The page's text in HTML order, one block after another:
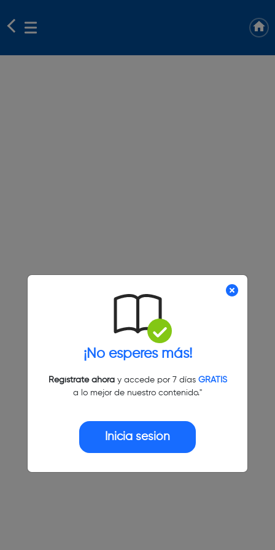
¡No esperes más!
Regístrate ahoray accede por 7 días GRATIS
a lo mejor de nuestro contenido."
Inicia sesión